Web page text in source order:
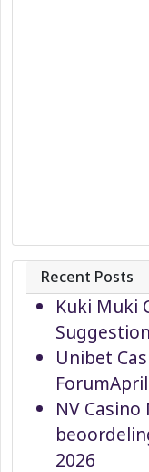
Recent Posts
Kuki Muki
Unibet
Forum
NV Casino
2026